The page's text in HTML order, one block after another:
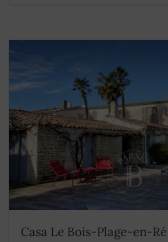
Casa Le Bois-Plage-en-Ré